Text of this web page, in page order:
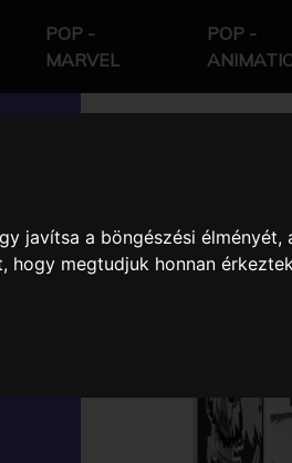
javítsa a böngészési
megtudjuk honnan
POP -
MARVEL
POP -